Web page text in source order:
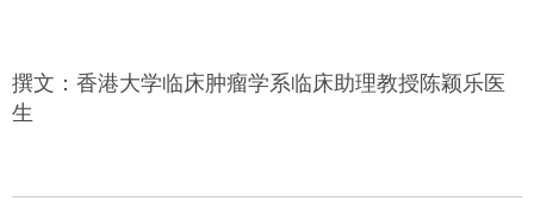
撰文：香港大学临床肿瘤学系临床助理教授陈颖乐医
生